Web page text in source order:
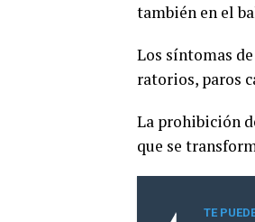
también en el
Los síntomas
ratorios, paros
La prohibición
que se
TE